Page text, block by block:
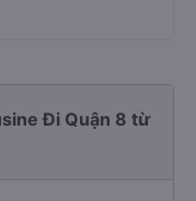
Đi Quận 8 từ